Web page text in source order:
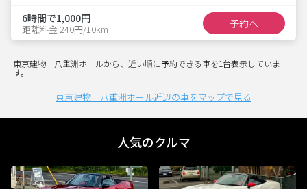
6時間で1,000円
距離料金 240円/10km 予約へ
東京建物 八重洲ホールから、近い順に予約できる車を1台表示していま
す。
東京建物 八重洲ホール近辺の車をマップで見る
人気のクルマ